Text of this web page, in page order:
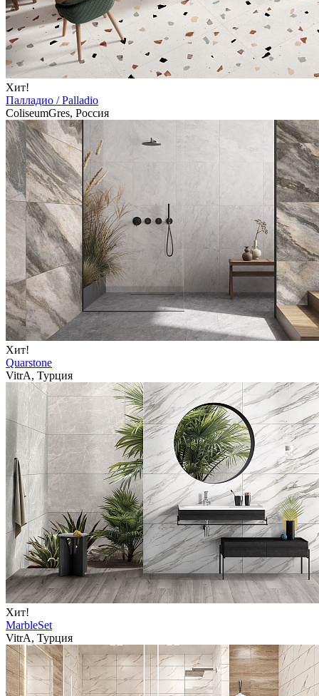
Хит!
Палладио / Palladio
ColiseumGres, Россия
Хит!
Quarstone
VitrA, Турция
Хит!
MarbleSet
VitrA, Турция